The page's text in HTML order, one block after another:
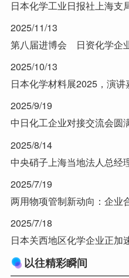
日本化学工业日报社上海支
2025/11/13
第八届进博会 日资化学企
2025/10/13
日本化学材料展2025，演讲
2025/9/19
中日化工企业对接交流会圆
2025/8/14
中央硝子上海当地法人总
2025/7/19
两用物项管制新动向：企业
2025/7/18
日本关西地区化学企业正加
以往精彩瞬间